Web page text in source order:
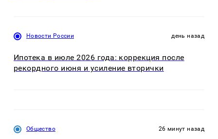
Новости России день назад
Ипотека в июле 2026 года: коррекция после
рекордного июня и усиление вторички
Общество 26 минут назад